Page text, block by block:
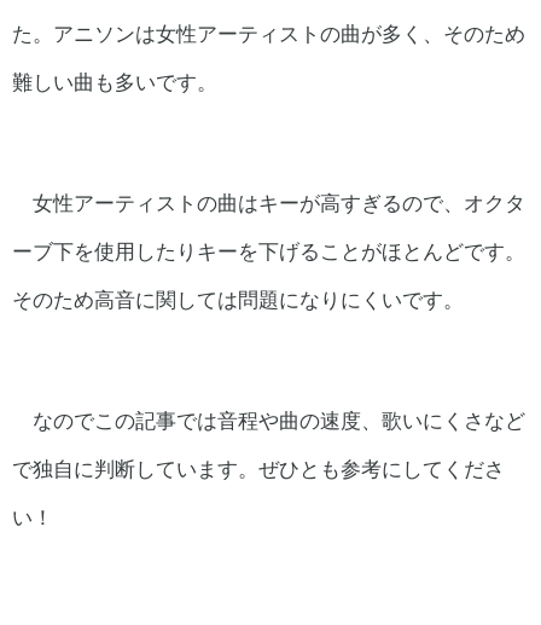
た。アニソンは女性アーティストの曲が多く、そのため
難しい曲も多いです。
女性アーティストの曲はキーが高すぎるので、オクタ
ーブ下を使用したりキーを下げることがほとんどです。
そのため高音に関しては問題になりにくいです。
なのでこの記事では音程や曲の速度、歌いにくさなど
で独自に判断しています。ぜひとも参考にしてくださ
い！